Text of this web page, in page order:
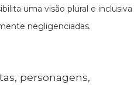
uma visão plural e inclusiva
negligenciadas.
personagens,